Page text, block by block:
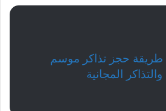
طريقة حجز تذاكر موسم
الرياض 2022 والتذاكر المجانية